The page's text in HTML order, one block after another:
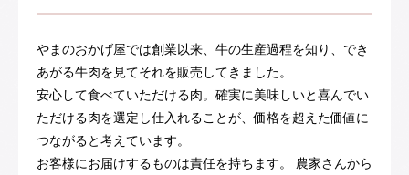
やまのおかげ屋では創業以来、牛の生産過程を知り、でき
あがる牛肉を見てそれを販売してきました。
安心して食べていただける肉。確実に美味しいと喜んでい
ただける肉を選定し仕入れることが、価格を超えた価値に
つながると考えています。
お客様にお届けするものは責任を持ちます。 農家さんから